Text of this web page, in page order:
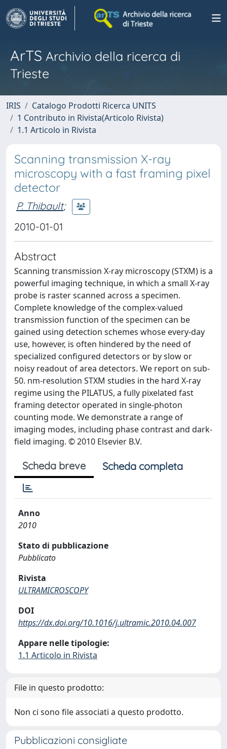
ArTS Archivio della ricerca di
Trieste
IRIS
Catalogo Prodotti Ricerca UNITS
1 Contributo in Rivista(Articolo Rivista)
1.1 Articolo in Rivista
Scanning transmission X-ray
microscopy with a fast framing pixel
detector
P. Thibault;
2010-01-01
Abstract
Scanning transmission X-ray microscopy (STXM) is a
powerful imaging technique, in which a small X-ray
probe is raster scanned across a specimen.
Complete knowledge of the complex-valued
transmission function of the specimen can be
gained using detection schemes whose every-day
use, however, is often hindered by the need of
specialized configured detectors or by slow or
noisy readout of area detectors. We report on sub-
50. nm-resolution STXM studies in the hard X-ray
regime using the PILATUS, a fully pixelated fast
framing detector operated in single-photon
counting mode. We demonstrate a range of
imaging modes, including phase contrast and dark-
field imaging. © 2010 Elsevier B.V.
Scheda breve Scheda completa
Anno
2010
Stato di pubblicazione
Pubblicato
Rivista
ULTRAMICROSCOPY
DOI
https://dx.doi.org/10.1016/j.ultramic.2010.04.007
Appare nelle tipologie:
1.1 Articolo in Rivista
File in questo prodotto:
Non ci sono file associati a questo prodotto.
Pubblicazioni consigliate